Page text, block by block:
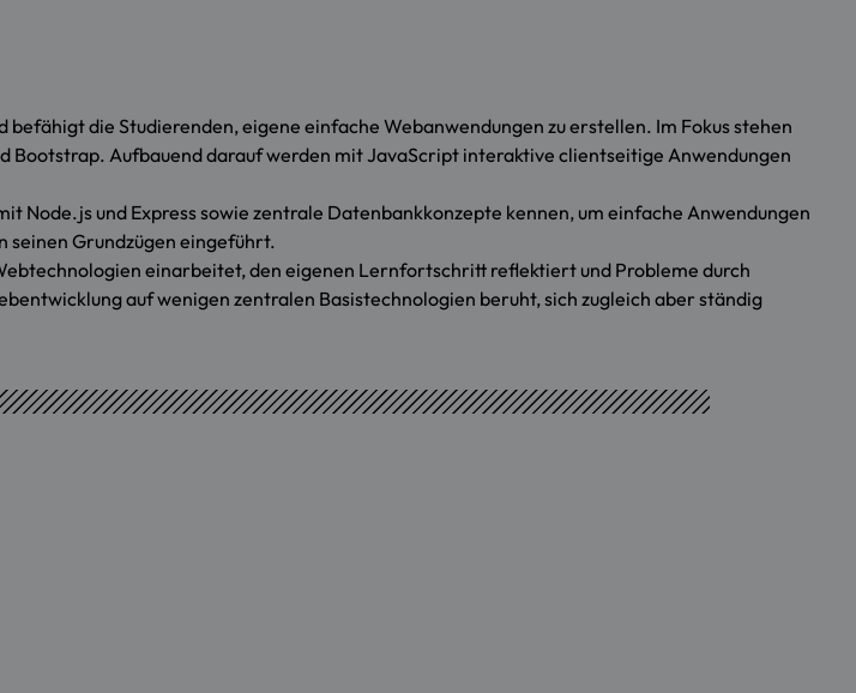
die Studierenden, eigene einfache Webanwendungen zu erstellen. Im Fokus stehen
Bootstrap. Aufbauend darauf werden mit JavaScript interaktive clientseitige Anwendungen
und Express sowie zentrale Datenbankkonzepte kennen, um einfache Anwendungen
seinen Grundzügen eingeführt.
einarbeitet, den eigenen Lernfortschritt reflektiert und Probleme durch
auf wenigen zentralen Basistechnologien beruht, sich zugleich aber ständig